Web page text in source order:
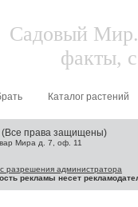
Садовый Мир.
факты,
Каталог растений
права защищены)
Мира д. 7, оф. 11
разрешения администратора
рекламы несет